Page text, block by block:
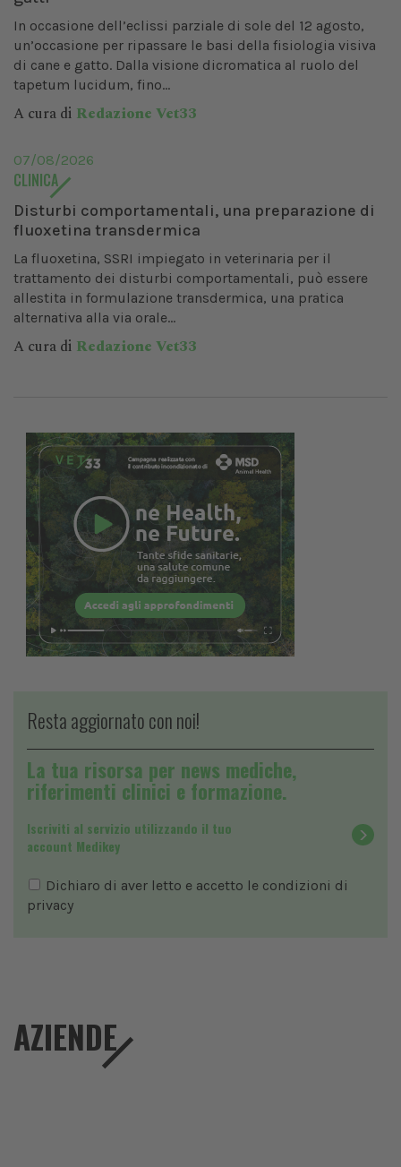
In occasione dell’eclissi parziale di sole del 12 agosto,
un’occasione per ripassare le basi della fisiologia visiva
di cane e gatto. Dalla visione dicromatica al ruolo del
tapetum lucidum, fino...
A cura di Redazione Vet33
07/08/2026
CLINICA
Disturbi comportamentali, una preparazione di
fluoxetina transdermica
La fluoxetina, SSRI impiegato in veterinaria per il
trattamento dei disturbi comportamentali, può essere
allestita in formulazione transdermica, una pratica
alternativa alla via orale...
A cura di Redazione Vet33
Resta aggiornato con noi!
La tua risorsa per news mediche,
riferimenti clinici e formazione.
Iscriviti al servizio utilizzando il tuo
account Medikey
Dichiaro di aver letto e accetto le condizioni di
privacy
AZIENDE